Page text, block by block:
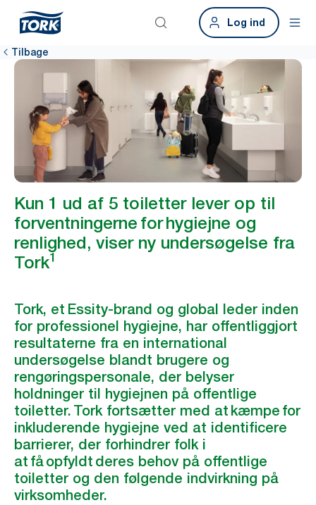
Log ind
Tilbage
Kun 1 ud af 5 toiletter lever op til
forventningerne for hygiejne og
renlighed, viser ny undersøgelse fra
Tork1
Tork, et Essity-brand og global leder inden
for professionel hygiejne, har offentliggjort
resultaterne fra en international
undersøgelse blandt brugere og
rengøringspersonale, der belyser
holdninger til hygiejnen på offentlige
toiletter. Tork fortsætter med at kæmpe for
inkluderende hygiejne ved at identificere
barrierer, der forhindrer folk i
at få opfyldt deres behov på offentlige
toiletter og den følgende indvirkning på
virksomheder.